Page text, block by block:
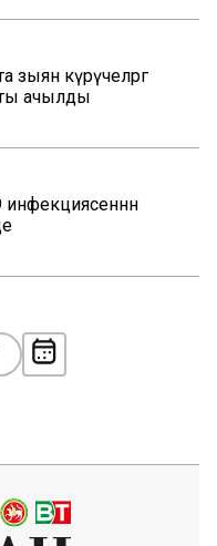
зыян күрүчеләргә
ачылды
инфекциясеннән